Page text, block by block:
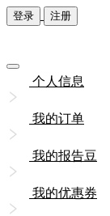
登录 注册
个人信息
我的订单
我的报告豆
我的优惠券